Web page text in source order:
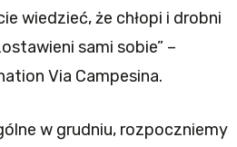
wiedzieć, że chłopi i drobni
sami sobie” –
Via Campesina.
w grudniu, rozpoczniemy